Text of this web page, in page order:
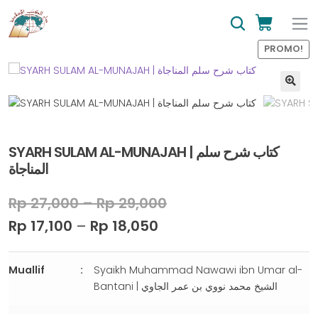
PROMO!
SYARH SULAM AL-MUNAJAH | ﻛﺘﺎﺏ ﺷﺮﺡ ﺳﻠﻢ
ﺍﻟﻤﻨﺎﺟﺎﺓ
Rp27,000–Rp29,000
Rp 17,100 – Rp 18,050
Muallif
Syaikh Muhammad Nawawi ibn Umar al-
Bantani | الشيخ محمد نووي بن عمر الجاوي